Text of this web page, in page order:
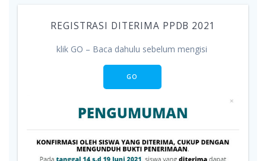
REGISTRASI DITERIMA PPDB 2021
klik GO – Baca dahulu sebelum mengisi
GO